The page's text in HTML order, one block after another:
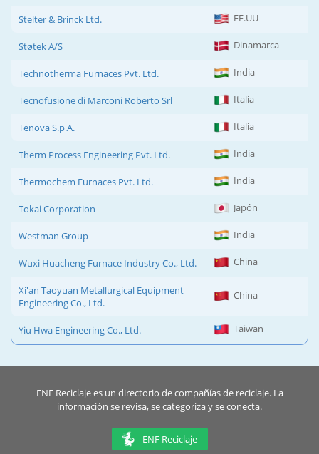
Stelter & Brinck Ltd. EE.UU
Støtek A/S Dinamarca
Technotherma Furnaces Pvt. Ltd. India
Tecnofusione di Marconi Roberto Srl Italia
Tenova S.p.A. Italia
Therm Process Engineering Pvt. Ltd. India
Thermochem Furnaces Pvt. Ltd. India
Tokai Corporation Japón
Westman Group India
Wuxi Huacheng Furnace Industry Co., Ltd. China
Xi'an Taoyuan Metallurgical Equipment
Engineering Co., Ltd.
China
Yiu Hwa Engineering Co., Ltd. Taiwan
ENF Reciclaje es un directorio de compañías de reciclaje. La
información se revisa, se categoriza y se conecta.
ENF Reciclaje